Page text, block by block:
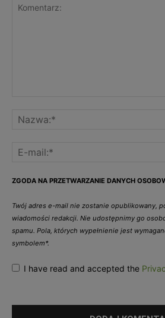
ZGODA NA PRZETWARZANIE DANYCH
Twój adres e-mail nie zostanie opublikowany,
wiadomości redakcji. Nie udostępnimy go
spamu. Pola, których wypełnienie jest
symbolem*.
I have read and accepted the